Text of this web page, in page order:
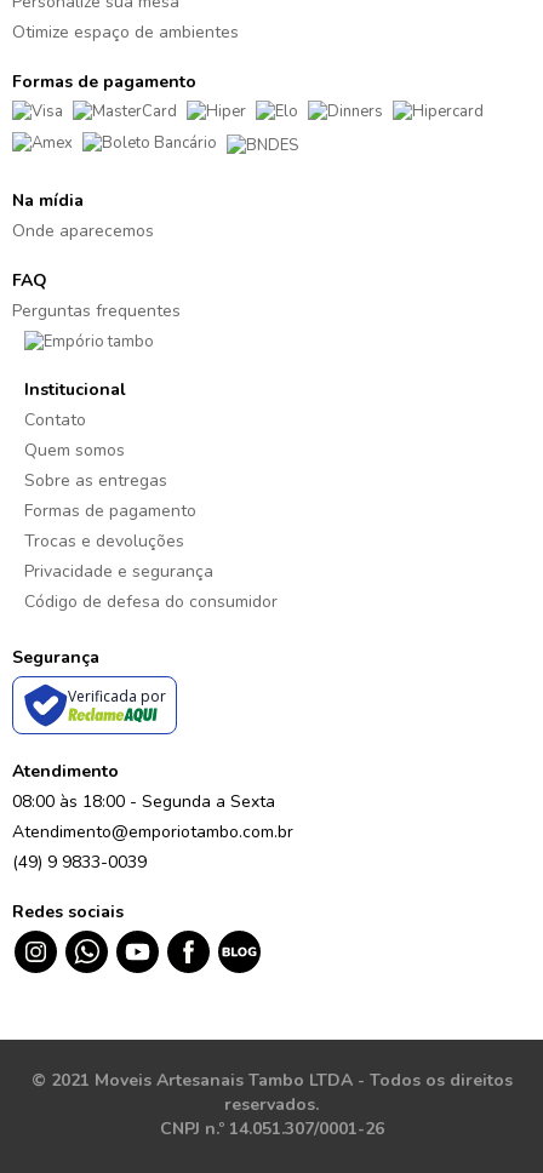
Otimize espaço de ambientes
Formas de pagamento
Na mídia
Onde aparecemos
FAQ
Perguntas frequentes
Institucional
Contato
Quem somos
Sobre as entregas
Formas de pagamento
Trocas e devoluções
Privacidade e segurança
Código de defesa do consumidor
Segurança
Verificada por
Atendimento
08:00 às 18:00 - Segunda a Sexta
Atendimento@emporiotambo.com.br
(49) 9 9833-0039
Redes sociais
© 2021 Moveis Artesanais Tambo LTDA - Todos os direitos
reservados.
CNPJ n.º 14.051.307/0001-26